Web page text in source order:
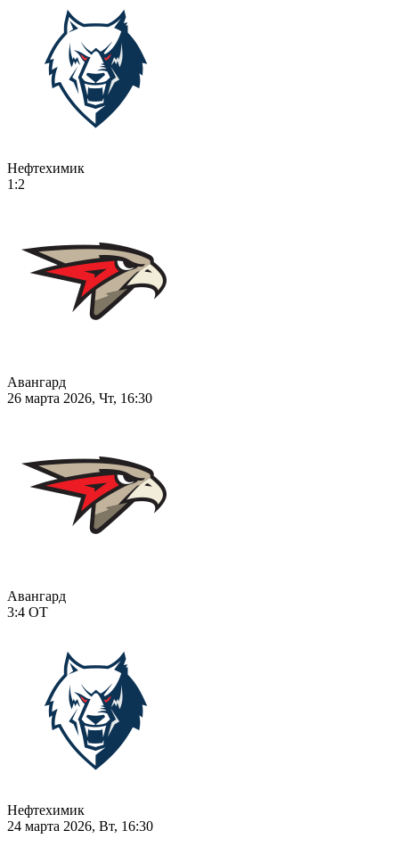
Нефтехимик
1:2
Авангард
26 марта 2026, Чт, 16:30
Авангард
3:4 ОТ
Нефтехимик
24 марта 2026, Вт, 16:30